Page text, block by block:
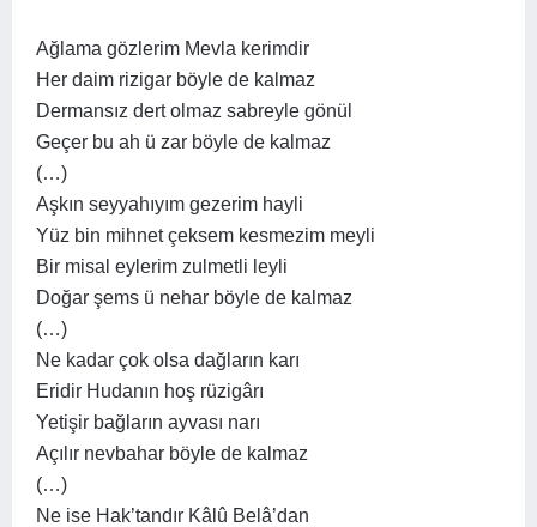
Ağlama gözlerim Mevla kerimdir
Her daim rizigar böyle de kalmaz
Dermansız dert olmaz sabreyle gönül
Geçer bu ah ü zar böyle de kalmaz
(…)
Aşkın seyyahıyım gezerim hayli
Yüz bin mihnet çeksem kesmezim meyli
Bir misal eylerim zulmetli leyli
Doğar şems ü nehar böyle de kalmaz
(…)
Ne kadar çok olsa dağların karı
Eridir Hudanın hoş rüzigârı
Yetişir bağların ayvası narı
Açılır nevbahar böyle de kalmaz
(…)
Ne ise Hak’tandır Kâlû Belâ’dan